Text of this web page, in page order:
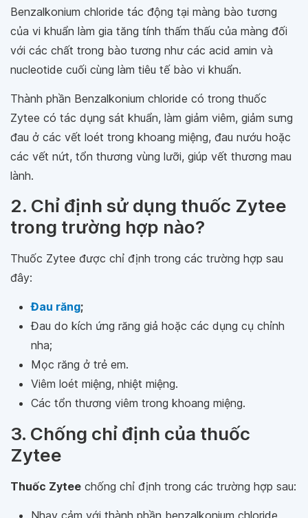
Benzalkonium chloride tác động tại màng bào tương
của vi khuẩn làm gia tăng tính thấm thấu của màng đối
với các chất trong bào tương như các acid amin và
nucleotide cuối cùng làm tiêu tế bào vi khuẩn.
Thành phần Benzalkonium chloride có trong thuốc
Zytee có tác dụng sát khuẩn, làm giảm viêm, giảm sưng
đau ở các vết loét trong khoang miệng, đau nướu hoặc
các vết nứt, tổn thương vùng lưỡi, giúp vết thương mau
lành.
2. Chỉ định sử dụng thuốc Zytee
trong trường hợp nào?
Thuốc Zytee được chỉ định trong các trường hợp sau
đây:
Đau răng;
Đau do kích ứng răng giả hoặc các dụng cụ chỉnh
nha;
Mọc răng ở trẻ em.
Viêm loét miệng, nhiệt miệng.
Các tổn thương viêm trong khoang miệng.
3. Chống chỉ định của thuốc
Zytee
Thuốc Zytee chống chỉ định trong các trường hợp sau:
Nhạy cảm với thành phần benzalkonium chloride